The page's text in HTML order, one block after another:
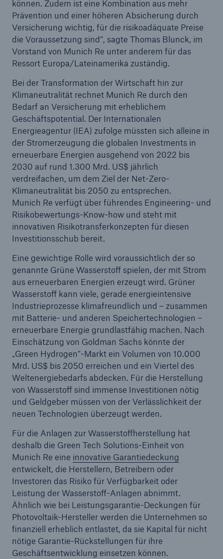
können. Zudem ist eine Kombination aus mehr
Prävention und einer höheren Absicherung durch
Versicherung wichtig, für die risikoadäquate Preise
die Voraussetzung sind“, sagte Thomas Blunck, im
Vorstand von Munich Re unter anderem für das
Ressort Europa/Lateinamerika zuständig.
Bei der Transformation der Wirtschaft hin zur
Klimaneutralität rechnet Munich Re durch den
Bedarf an Versicherung mit erheblichem
Geschäftspotential. Der Internationalen
Energieagentur (IEA) zufolge müssten sich alleine in
der Stromerzeugung die globalen Investments in
erneuerbare Energien ausgehend von 2022 bis
2030 auf rund 1.300 Mrd. US$ jährlich
verdreifachen, um dem Ziel der Net-Zero-
Klimaneutralität bis 2050 zu entsprechen.
Munich Re verfügt über führendes Engineering- und
Risikobewertungs-Know-how und steht mit
innovativen Risikotransferkonzepten für diesen
Investitionsschub bereit.
Eine gewichtige Rolle wird voraussichtlich der so
genannte Grüne Wasserstoff spielen, der mit Strom
aus erneuerbaren Energien erzeugt wird. Grüner
Wasserstoff kann viele, gerade energieintensive
Industrieprozesse klimafreundlich und – zusammen
mit Batterie- und anderen Speichertechnologien –
erneuerbare Energie grundlastfähig machen. Nach
Einschätzung von Goldman Sachs könnte der
„Green Hydrogen“-Markt ein Volumen von 10.000
Mrd. US$ bis 2050 erreichen und ein Viertel des
Weltenergiebedarfs abdecken. Für die Herstellung
von Wasserstoff sind immense Investitionen nötig
und Geldgeber müssen von der Verlässlichkeit der
neuen Technologien überzeugt werden.
Für die Anlagen zur Wasserstoffherstellung hat
deshalb die Green Tech Solutions-Einheit von
Munich Re eine innovative Garantiedeckung
entwickelt, die Herstellern, Betreibern oder
Investoren das Risiko für Verfügbarkeit oder
Leistung der Wasserstoff-Anlagen abnimmt.
Ähnlich wie bei Leistungsgarantie-Deckungen für
Photovoltaik-Hersteller werden die Unternehmen so
finanziell erheblich entlastet, da sie Kapital für nicht
nötige Garantie-Rückstellungen für ihre
Geschäftsentwicklung einsetzen können.
Kompensation
Makroökonomische Turbulenzen fordern
Versicherungsmärkte
Naturkatastrophen im 1. Halbjahr 2022
Corporate Venture TreeTrust vermittelt
hochwertige Aufforstungsprojekte zur CO2-
Kompensation
Dritter Green Bond von Munich Re zielt auf US-
Markt
Quartalsmitteilung 1/2022
CertAI: Neuer Prüfservice von Munich Re für
vertrauenswürdige Künstliche Intelligenz
Munich Re übertrifft Gewinnziel
Hauptversammlung beschließt Erhöhung der
Munich Re beschließt Aktienrückkauf und erhöht
die Dividende deutlich
Naturkatastrophen-Bilanz 2021
Munich Re erweitert Vorstand